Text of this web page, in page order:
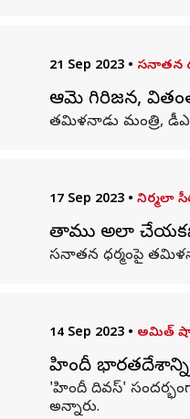
21 Sep 2023 • సనాతన
ఆమె గిరిజన,
తమిళనాడు మంత్రి,
17 Sep 2023 • నిర్మలా
తాము అలా
సనాతన ధర్మంపై
14 Sep 2023 • అమిత్
హిందీ భారతదేశాన్ని
'హిందీ దివస్'
అన్నారు.